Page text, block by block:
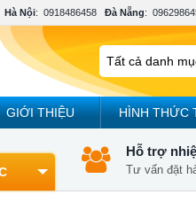
Hà Nội: 0918486458 Đà Nẵng:
GIỚI THIỆU HÌNH THỨC
Hỗ trợ
Tư vấn đặt